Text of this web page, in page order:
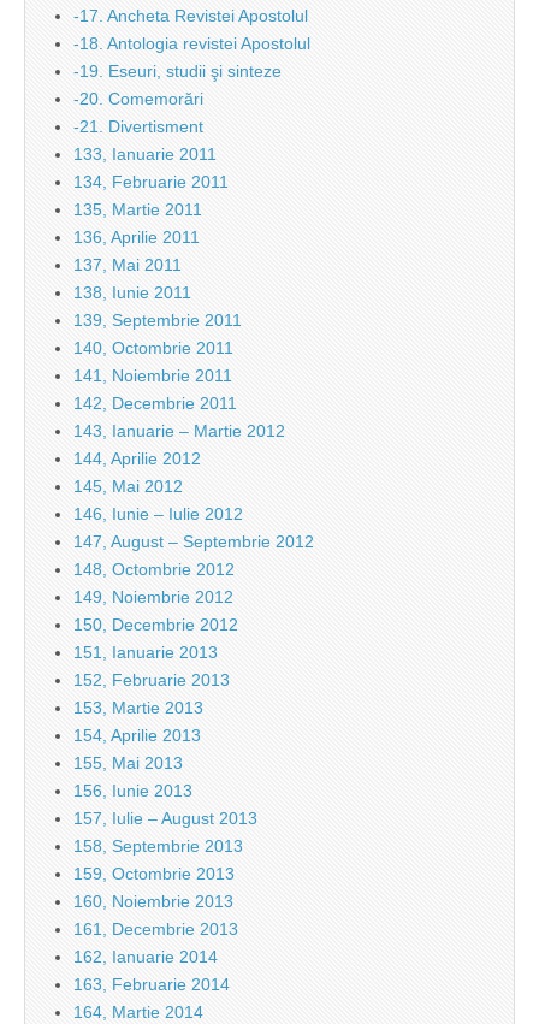
-17. Ancheta Revistei Apostolul
-18. Antologia revistei Apostolul
-19. Eseuri, studii şi sinteze
-20. Comemorări
-21. Divertisment
133, Ianuarie 2011
134, Februarie 2011
135, Martie 2011
136, Aprilie 2011
137, Mai 2011
138, Iunie 2011
139, Septembrie 2011
140, Octombrie 2011
141, Noiembrie 2011
142, Decembrie 2011
143, Ianuarie – Martie 2012
144, Aprilie 2012
145, Mai 2012
146, Iunie – Iulie 2012
147, August – Septembrie 2012
148, Octombrie 2012
149, Noiembrie 2012
150, Decembrie 2012
151, Ianuarie 2013
152, Februarie 2013
153, Martie 2013
154, Aprilie 2013
155, Mai 2013
156, Iunie 2013
157, Iulie – August 2013
158, Septembrie 2013
159, Octombrie 2013
160, Noiembrie 2013
161, Decembrie 2013
162, Ianuarie 2014
163, Februarie 2014
164, Martie 2014